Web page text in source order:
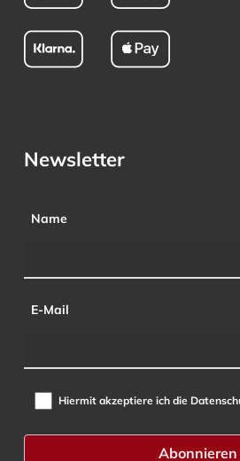
Newsletter
Name
E-Mail
Hiermit akzeptiere ich die